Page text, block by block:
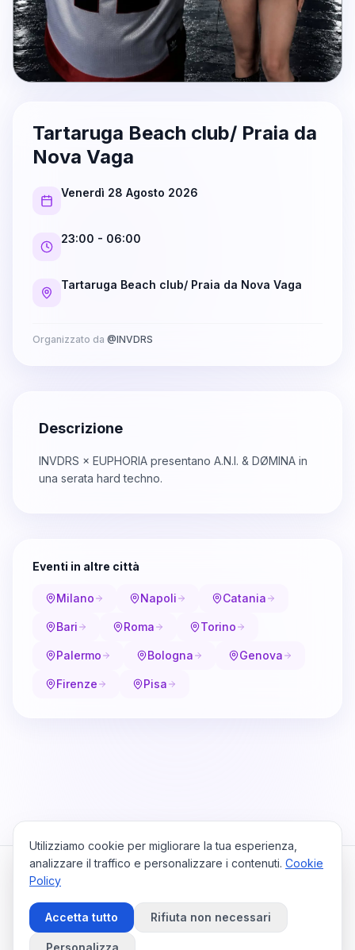
Tartaruga Beach club/ Praia da
Nova Vaga
Venerdì 28 Agosto 2026
23:00 - 06:00
Tartaruga Beach club/ Praia da Nova Vaga
Organizzato da @INVDRS
Descrizione
INVDRS × EUPHORIA presentano A.N.I. & DØMINA in
una serata hard techno.
Eventi in altre città
Milano Napoli Catania
Bari Roma Torino
Palermo Bologna Genova
Firenze Pisa
HomeViaggiPrivacy PolicyCookie PolicyContattaci
Preferenze Cookie
©2026
Utilizziamo cookie per migliorare la tua esperienza,
analizzare il traffico e personalizzare i contenuti. Cookie
Policy
Accetta tutto Rifiuta non necessari
Personalizza